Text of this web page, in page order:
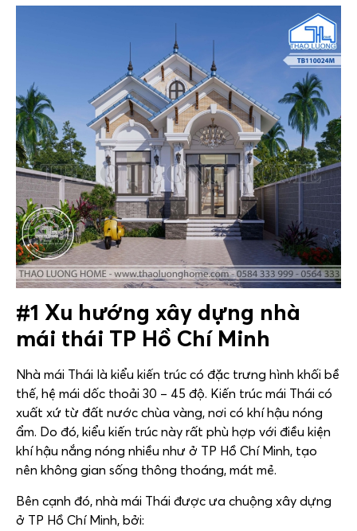
#1 Xu hướng xây dựng nhà
mái thái TP Hồ Chí Minh
Nhà mái Thái là kiểu kiến trúc có đặc trưng hình khối bề
thế, hệ mái dốc thoải 30 – 45 độ. Kiến trúc mái Thái có
xuất xứ từ đất nước chùa vàng, nơi có khí hậu nóng
ẩm. Do đó, kiểu kiến trúc này rất phù hợp với điều kiện
khí hậu nắng nóng nhiều như ở TP Hồ Chí Minh, tạo
nên không gian sống thông thoáng, mát mẻ.
Bên cạnh đó, nhà mái Thái được ưa chuộng xây dựng
ở TP Hồ Chí Minh, bởi: